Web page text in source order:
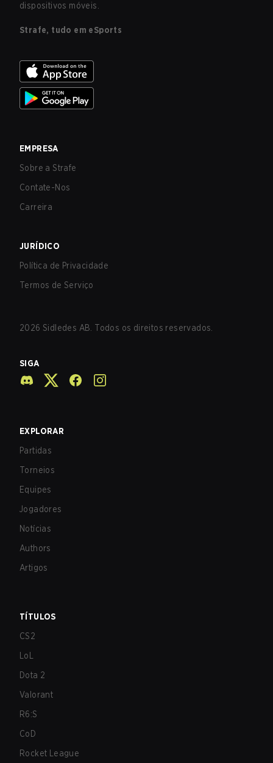
dispositivos móveis.
Strafe, tudo em eSports
EMPRESA
Sobre a Strafe
Contate-Nos
Carreira
JURÍDICO
Política de Privacidade
Termos de Serviço
2026 Sidledes AB. Todos os direitos reservados.
SIGA
EXPLORAR
Partidas
Torneios
Equipes
Jogadores
Notícias
Authors
Artigos
TÍTULOS
CS2
LoL
Dota 2
Valorant
R6:S
CoD
Rocket League